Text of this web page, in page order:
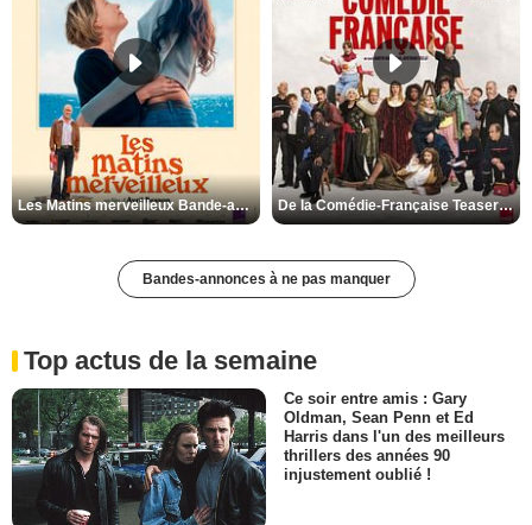
Les Matins merveilleux Bande-annonce VF De la Comédie-Française Teaser VF
Bandes-annonces à ne pas manquer
Top actus de la semaine
Ce soir entre amis : Gary
Oldman, Sean Penn et Ed
Harris dans l'un des meilleurs
thrillers des années 90
injustement oublié !